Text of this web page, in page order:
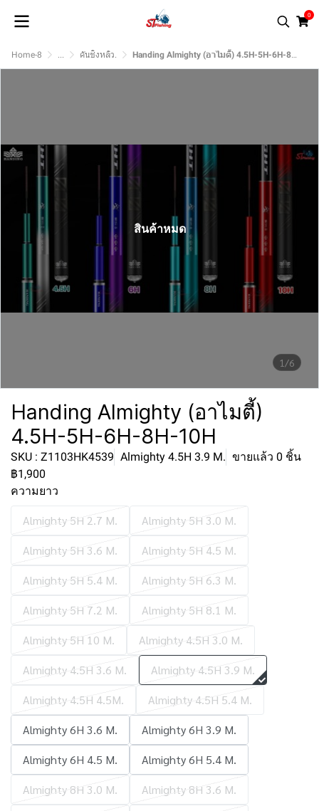
0
Home-8 ... คันชิงหลิว. Handing Almighty (อาไมตี้) 4.5H-5H-6H-8H-10H
1/6
สินค้าหมด
Handing Almighty (อาไมตี้)
4.5H-5H-6H-8H-10H
SKU : Z1103HK4539 Almighty 4.5H 3.9 M. ขายแล้ว 0 ชิ้น
฿1,900
ความยาว
Almighty 5H 2.7 M.
Almighty 5H 3.0 M.
Almighty 5H 3.6 M.
Almighty 5H 4.5 M.
Almighty 5H 5.4 M.
Almighty 5H 6.3 M.
Almighty 5H 7.2 M.
Almighty 5H 8.1 M.
Almighty 5H 10 M.
Almighty 4.5H 3.0 M.
Almighty 4.5H 3.6 M.
Almighty 4.5H 3.9 M.
Almighty 4.5H 4.5M.
Almighty 4.5H 5.4 M.
Almighty 6H 3.6 M.
Almighty 6H 3.9 M.
Almighty 6H 4.5 M.
Almighty 6H 5.4 M.
Almighty 8H 3.0 M.
Almighty 8H 3.6 M.